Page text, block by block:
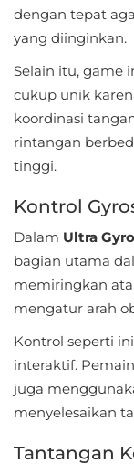
&
Design
Auto
Vehicles
Beauty
&
Reference
Buku
&
Referensi
Business
Comics
dengan tepat
yang diinginkan.
Selain itu, game
cukup unik
koordinasi
rintangan
tinggi.
Kontrol
Dalam Ultra
bagian utama
memiringkan
mengatur arah
Kontrol seperti
interaktif.
juga
menyelesaikan
Tantangan